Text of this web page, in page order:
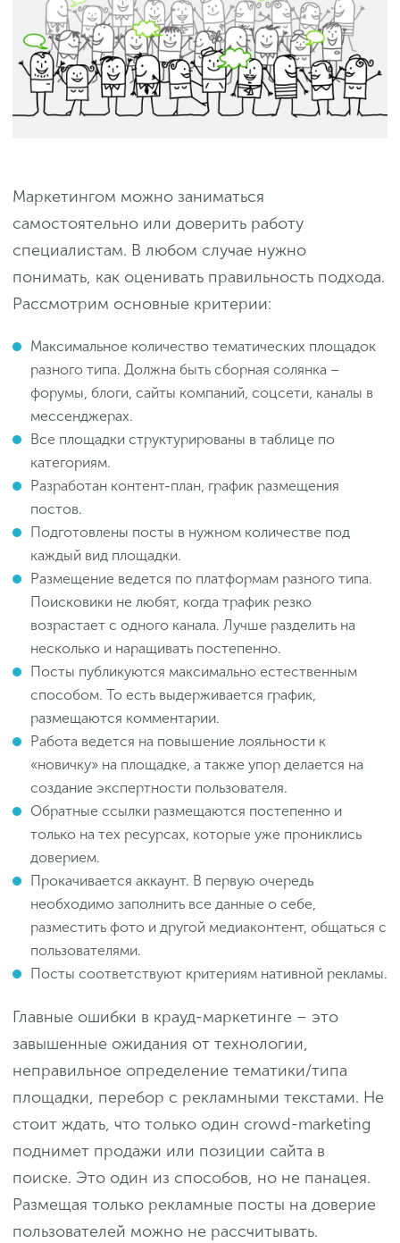
Маркетингом можно заниматься
самостоятельно или доверить работу
специалистам. В любом случае нужно
понимать, как оценивать правильность подхода.
Рассмотрим основные критерии:
Максимальное количество тематических площадок
разного типа. Должна быть сборная солянка –
форумы, блоги, сайты компаний, соцсети, каналы в
мессенджерах.
Все площадки структурированы в таблице по
категориям.
Разработан контент-план, график размещения
постов.
Подготовлены посты в нужном количестве под
каждый вид площадки.
Размещение ведется по платформам разного типа.
Поисковики не любят, когда трафик резко
возрастает с одного канала. Лучше разделить на
несколько и наращивать постепенно.
Посты публикуются максимально естественным
способом. То есть выдерживается график,
размещаются комментарии.
Работа ведется на повышение лояльности к
«новичку» на площадке, а также упор делается на
создание экспертности пользователя.
Обратные ссылки размещаются постепенно и
только на тех ресурсах, которые уже прониклись
доверием.
Прокачивается аккаунт. В первую очередь
необходимо заполнить все данные о себе,
разместить фото и другой медиаконтент, общаться с
пользователями.
Посты соответствуют критериям нативной рекламы.
Главные ошибки в крауд-маркетинге – это
завышенные ожидания от технологии,
неправильное определение тематики/типа
площадки, перебор с рекламными текстами. Не
стоит ждать, что только один crowd-marketing
поднимет продажи или позиции сайта в
поиске. Это один из способов, но не панацея.
Размещая только рекламные посты на доверие
пользователей можно не рассчитывать.